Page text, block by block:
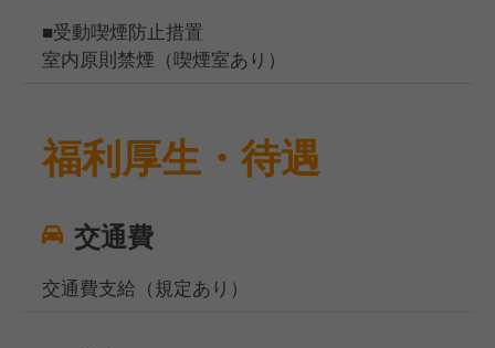
■受動喫煙防止措置
室内原則禁煙（喫煙室あり）
福利厚生・待遇
交通費
交通費支給（規定あり）